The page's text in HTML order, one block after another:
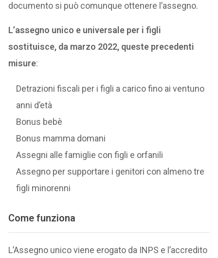
documento si può comunque ottenere l’assegno.
L’assegno unico e universale per i figli
sostituisce, da marzo 2022, queste precedenti
misure:
Detrazioni fiscali per i figli a carico fino ai ventuno
anni d’età
Bonus bebè
Bonus mamma domani
Assegni alle famiglie con figli e orfanili
Assegno per supportare i genitori con almeno tre
figli minorenni
Come funziona
L’Assegno unico viene erogato da INPS e l’accredito